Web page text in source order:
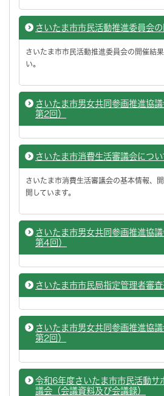
さいたま市市民活動推進委員会
さいたま市市民活動推進委員会の開催結
い。
さいたま市男女共同参画推進協
第2回）
さいたま市消費生活審議会につい
さいたま市消費生活審議会の基本情報、
開しています。
さいたま市男女共同参画推進協
第4回）
さいたま市市民局指定管理者審
さいたま市男女共同参画推進協
第2回）
令和6年度さいたま市市民活動サ
議会（会議資料及び会議録）